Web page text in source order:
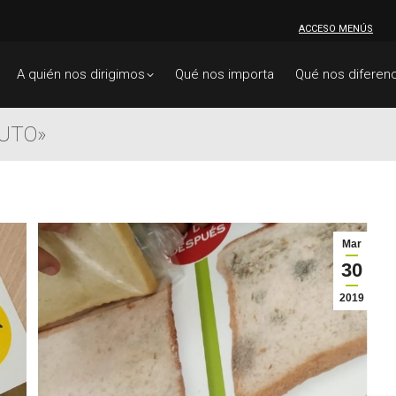
ACCESO MENÚS
A quién nos dirigimos Qué nos importa Qué nos
Mar
30
2019